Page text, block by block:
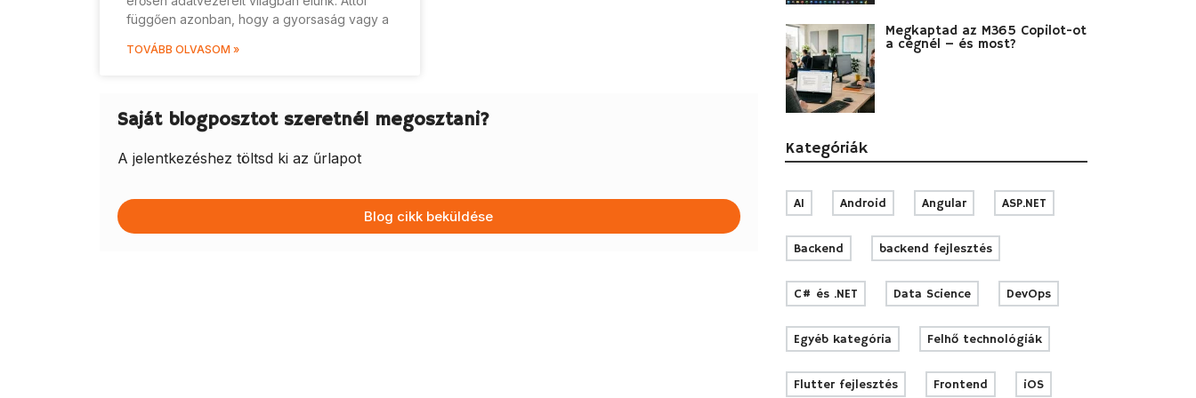
függően azonban, hogy a gyorsaság vagy a
TOVÁBB OLVASOM »
Saját blogposztot szeretnél megosztani?
A jelentkezéshez töltsd ki az űrlapot
Blog cikk beküldése
Megkaptad az M365 Copilot-ot
a cégnél – és most?
Kategóriák
AI Android Angular ASP.NET
Backend backend fejlesztés
C# és .NET Data Science DevOps
Egyéb kategória Felhő technológiák
Flutter fejlesztés Frontend iOS